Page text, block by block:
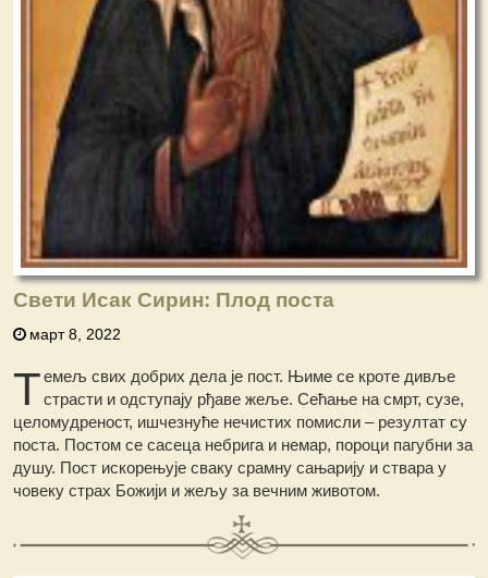
Свети Исак Сирин: Плод поста
март 8, 2022
Темељ свих добрих дела је пост. Њиме се кроте дивље
страсти и одступају рђаве жеље. Сећање на смрт, сузе,
целомудреност, ишчезнуће нечистих помисли – резултат су
поста. Постом се сасеца небрига и немар, пороци пагубни за
душу. Пост искорењује сваку срамну сањарију и ствара у
човеку страх Божији и жељу за вечним животом.